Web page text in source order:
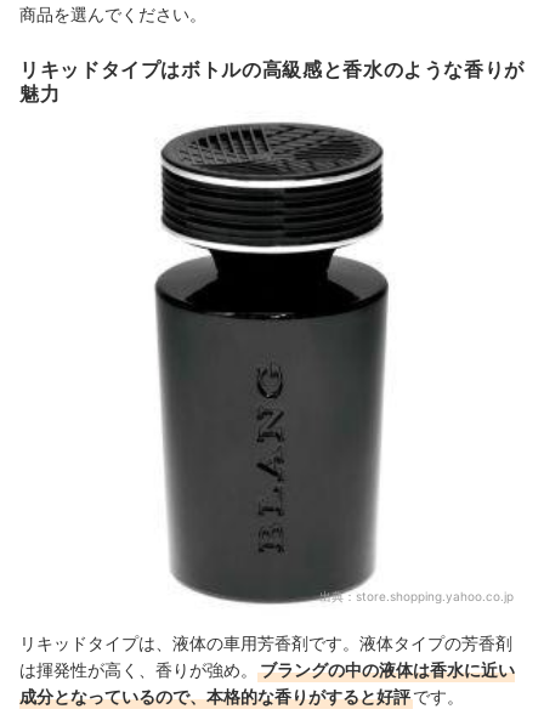
商品を選んでください。
リキッドタイプはボトルの高級感と香水のような香りが
魅力
出典： store.shopping.yahoo.co.jp
リキッドタイプは、液体の車用芳香剤です。液体タイプの芳香剤
は揮発性が高く、香りが強め。
ブラングの中の液体は香水に近い
成分となっているので、本格的な香りがすると好評です。